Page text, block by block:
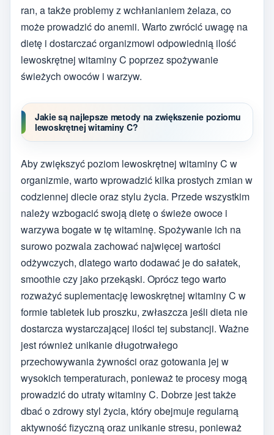
ran, a także problemy z wchłanianiem żelaza, co
może prowadzić do anemii. Warto zwrócić uwagę na
dietę i dostarczać organizmowi odpowiednią ilość
lewoskrętnej witaminy C poprzez spożywanie
świeżych owoców i warzyw.
Jakie są najlepsze metody na zwiększenie poziomu
lewoskrętnej witaminy C?
Aby zwiększyć poziom lewoskrętnej witaminy C w
organizmie, warto wprowadzić kilka prostych zmian w
codziennej diecie oraz stylu życia. Przede wszystkim
należy wzbogacić swoją dietę o świeże owoce i
warzywa bogate w tę witaminę. Spożywanie ich na
surowo pozwala zachować najwięcej wartości
odżywczych, dlatego warto dodawać je do sałatek,
smoothie czy jako przekąski. Oprócz tego warto
rozważyć suplementację lewoskrętnej witaminy C w
formie tabletek lub proszku, zwłaszcza jeśli dieta nie
dostarcza wystarczającej ilości tej substancji. Ważne
jest również unikanie długotrwałego
przechowywania żywności oraz gotowania jej w
wysokich temperaturach, ponieważ te procesy mogą
prowadzić do utraty witaminy C. Dobrze jest także
dbać o zdrowy styl życia, który obejmuje regularną
aktywność fizyczną oraz unikanie stresu, ponieważ